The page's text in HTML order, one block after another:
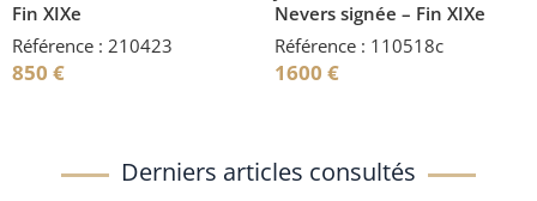
Fin XIXe
Référence : 210423
850 €
Nevers signée – Fin XIXe
Référence : 110518c
1600 €
Derniers articles consultés